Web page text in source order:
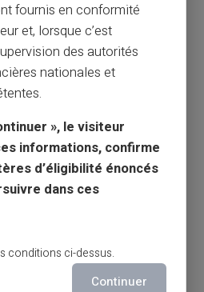
votre RIB pour verser votre
votre IBAN pou...
fournis en conformité
et, lorsque c’est
des autorités
nationales et
», le visiteur
informations, confirme
d’éligibilité énoncés
dans ces
conditions ci-dessus.
Continuer